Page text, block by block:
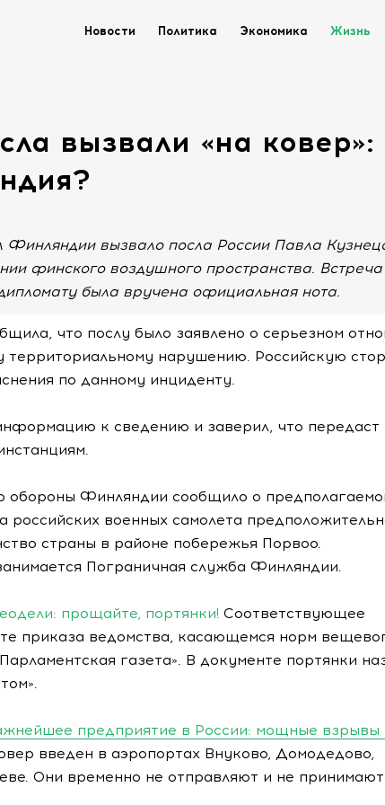
Новости Политика Экономика Жизнь
вызвали «на ковер»:
Финляндии вызвало посла России Павла
финского воздушного пространства. Встреча
была вручена официальная нота.
что послу было заявлено о серьезном
нарушению. Российскую
по данному инциденту.
к сведению и заверил, что передаст
обороны Финляндии сообщило о
российских военных самолета
страны в районе побережья Порвоо.
Пограничная служба Финляндии.
прощайте, портянки! Соответствующее
приказа ведомства, касающемся норм
газета». В документе портянки
предприятие в России: мощные взрывы
введен в аэропортах Внуково, Домодедово,
Они временно не отправляют и не принимают